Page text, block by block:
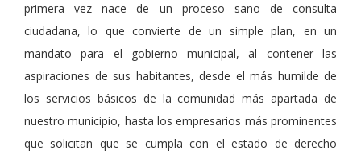
primera vez nace de un proceso sano de consulta
ciudadana, lo que convierte de un simple plan, en un
mandato para el gobierno municipal, al contener las
aspiraciones de sus habitantes, desde el más humilde de
los servicios básicos de la comunidad más apartada de
nuestro municipio, hasta los empresarios más prominentes
que solicitan que se cumpla con el estado de derecho